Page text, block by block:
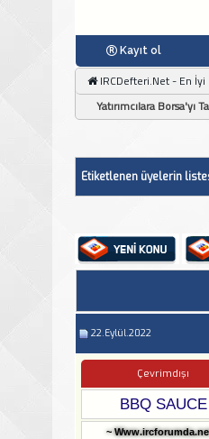
Kayıt ol
IRCDefteri.Net - En İyi
Yatırımcılara Borsa'yı
Etiketlenen üyelerin
22.Eylül.2022
Çevrimdışı
BBQ SAUCE
~